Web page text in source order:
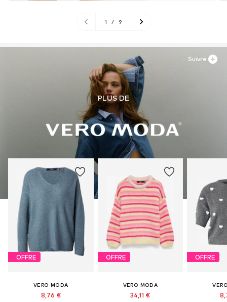
1 / 9
PLUS DE
OFFRE
VERO MODA
8,76 €
OFFRE
VERO MODA
34,11 €
OFFRE
Suivre